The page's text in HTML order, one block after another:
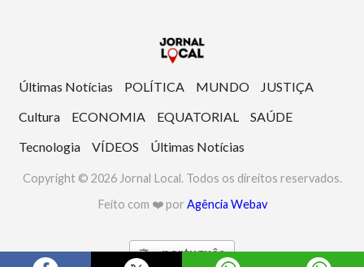
Últimas Notícias POLÍTICA MUNDO
JUSTIÇA
Cultura
ECONOMIA EQUATORIAL
SAÚDE
Tecnologia
VÍDEOS Últimas Notícias
Copyright © 2026 Jornal Local. Todos os direitos reservados.
Feito com ❤️ por Agência Webav
 português